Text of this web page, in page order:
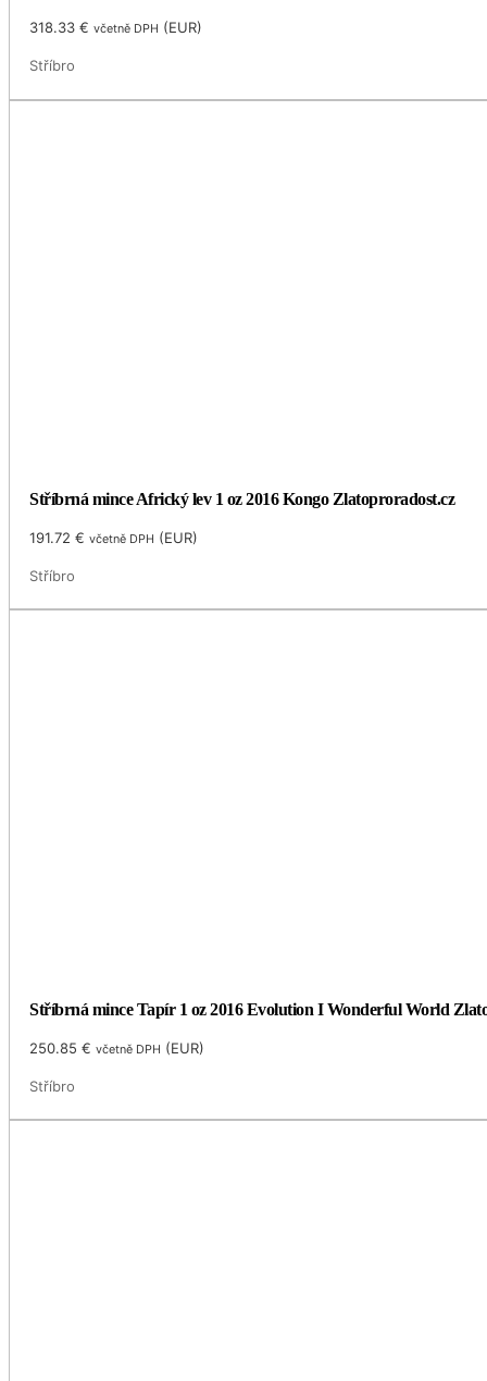
318.33€ včetně DPH (EUR)
Stříbro
Stříbrná mince Africký lev 1 oz 2016 Kongo Zlatoproradost.cz
191.72€ včetně DPH (EUR)
Stříbro
Stříbrná mince Tapír 1 oz 2016 Evolution I Wonderful World
250.85€ včetně DPH (EUR)
Stříbro